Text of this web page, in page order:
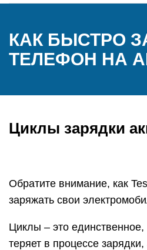
КАК БЫСТРО
ТЕЛЕФОН НА
Циклы зарядки
Обратите внимание, как
заряжать свои
Циклы – это единственное,
теряет в процессе